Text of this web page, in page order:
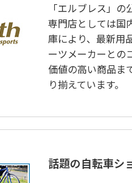
「エルブレス」
専門店としては国
庫により、最新用
ーツメーカーとの
価値の高い商品ま
り揃えています。
話題の自転車シ